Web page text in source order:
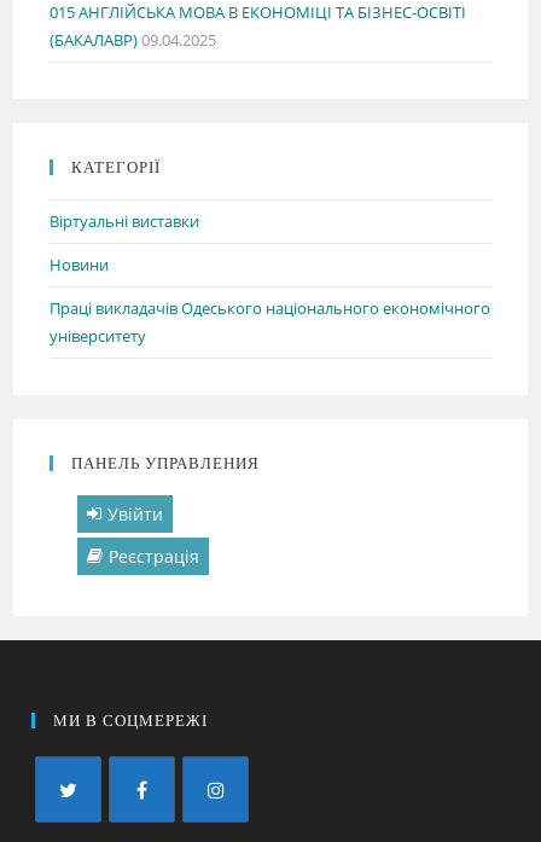
015 АНГЛІЙСЬКА МОВА В ЕКОНОМІЦІ ТА БІЗНЕС-ОСВІТІ
(БАКАЛАВР)09.04.2025
КАТЕГОРІЇ
Віртуальні виставки
Новини
Праці викладачів Одеського національного економічного
університету
ПАНЕЛЬ УПРАВЛЕНИЯ
Увійти
Реєстрація
МИ В СОЦМЕРЕЖІ